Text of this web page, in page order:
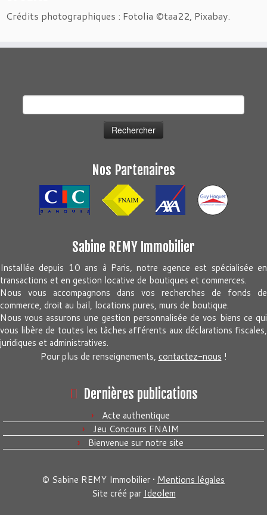
Crédits photographiques : Fotolia ©taa22, Pixabay.
Nos Partenaires
Sabine REMY Immobilier
Installée depuis 10 ans à Paris, notre agence est spécialisée en
transactions et en gestion locative de boutiques et commerces.
Nous vous accompagnons dans vos recherches de fonds de
commerce, droit au bail, locations pures, murs de boutique.
Nous vous assurons une gestion personnalisée de vos biens ce qui
vous libère de toutes les tâches afférents aux déclarations fiscales,
juridiques et administratives.
Pour plus de renseignements, contactez-nous !
Dernières publications
Acte authentique
Jeu Concours FNAIM
Bienvenue sur notre site
© Sabine REMY Immobilier • Mentions légales
Site créé par Ideolem